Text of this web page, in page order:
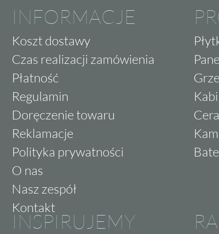
INFORMACJE
Koszt dostawy
Czas realizacji zamówienia
Płatność
Regulamin
Doręczenie towaru
Reklamacje
Polityka prywatności
O nas
Nasz zespół
Kontakt
INSPIRUJEMY